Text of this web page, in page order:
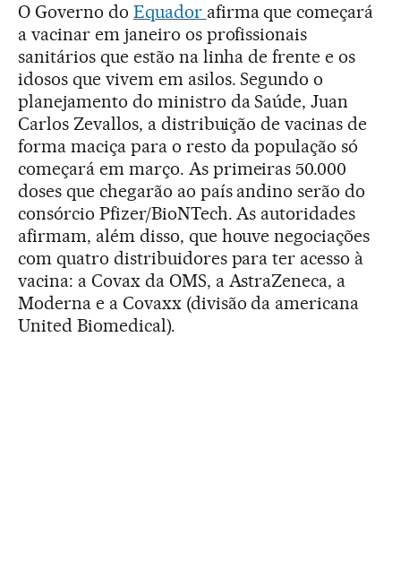
O Governo do Equador afirma que começará
a vacinar em janeiro os profissionais
sanitários que estão na linha de frente e os
idosos que vivem em asilos. Segundo o
planejamento do ministro da Saúde, Juan
Carlos Zevallos, a distribuição de vacinas de
forma maciça para o resto da população só
começará em março. As primeiras 50.000
doses que chegarão ao país andino serão do
consórcio Pfizer/BioNTech. As autoridades
afirmam, além disso, que houve negociações
com quatro distribuidores para ter acesso à
vacina: a Covax da OMS, a AstraZeneca, a
Moderna e a Covaxx (divisão da americana
United Biomedical).